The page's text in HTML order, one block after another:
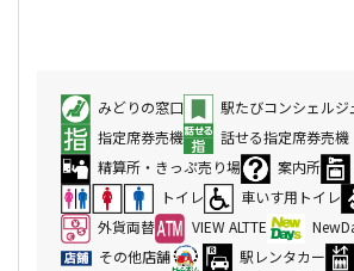
みどりの窓口
駅たびコンシェルジ
指定席券売機
話せる指定席券売機
精算所・きっぷ売り場
案内所
トイレ
車いす用トイレ
外貨両替
VIEW ALTTE
その他店舗
駅レンタカー